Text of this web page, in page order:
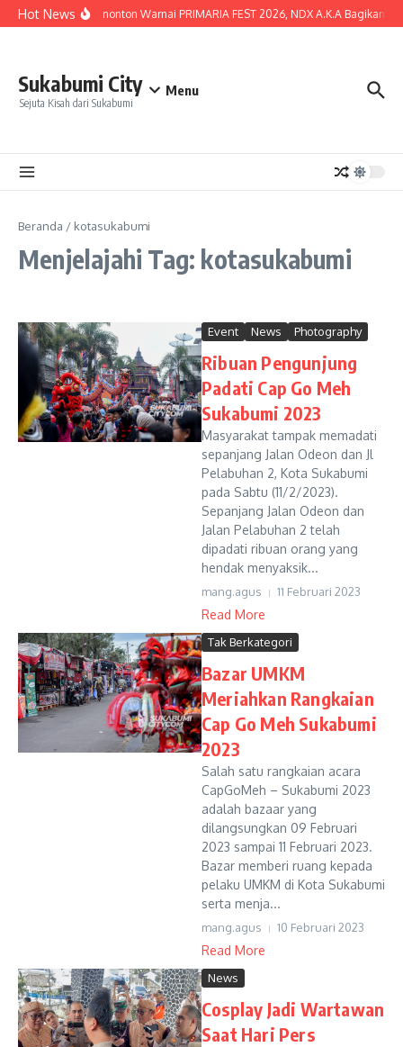
Lewati ke konten
Hot NewsLautan Penonton Warnai PRIMARIA FEST 2026, NDX A.K.A Bagikan
Sukabumi City
Sejuta Kisah dari Sukabumi
Menu
Beranda / kotasukabumi
Menjelajahi Tag: kotasukabumi
Event News Photography
Ribuan Pengunjung
Padati Cap Go Meh
Sukabumi 2023
Masyarakat tampak memadati
sepanjang Jalan Odeon dan Jl
Pelabuhan 2, Kota Sukabumi
pada Sabtu (11/2/2023).
Sepanjang Jalan Odeon dan
Jalan Pelabuhan 2 telah
dipadati ribuan orang yang
hendak menyaksik...
mang.agus 11 Februari 2023
Read More
Tak Berkategori
Bazar UMKM
Meriahkan Rangkaian
Cap Go Meh Sukabumi
2023
Salah satu rangkaian acara
CapGoMeh – Sukabumi 2023
adalah bazaar yang
dilangsungkan 09 Februari
2023 sampai 11 Februari 2023.
Bazar memberi ruang kepada
pelaku UMKM di Kota Sukabumi
serta menja...
mang.agus 10 Februari 2023
Read More
News
Cosplay Jadi Wartawan
Saat Hari Pers